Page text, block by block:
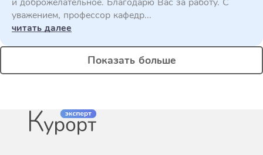
уважением, профессор кафедр...
читать далее
Показать больше